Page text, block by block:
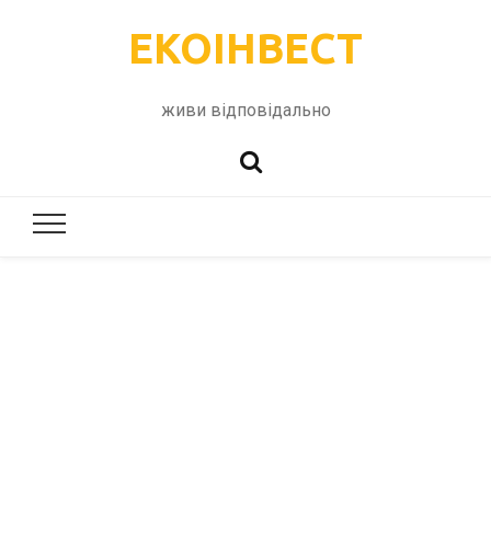
ЕКОІНВЕСТ
живи відповідально